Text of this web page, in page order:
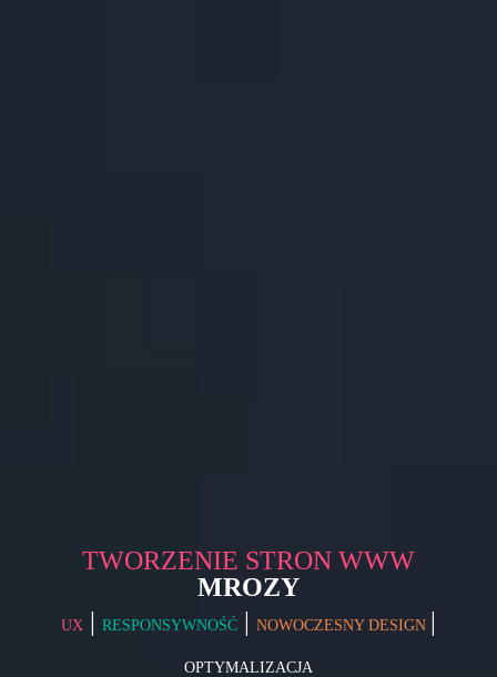
TWORZENIE STRON WWW
MROZY
UX | RESPONSYWNOŚĆ | NOWOCZESNY DESIGN |
OPTYMALIZACJA